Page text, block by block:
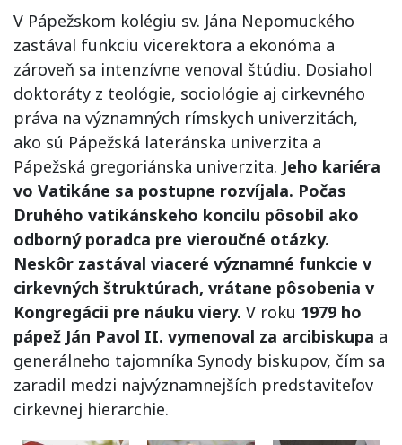
V Pápežskom kolégiu sv. Jána Nepomuckého
zastával funkciu vicerektora a ekonóma a
zároveň sa intenzívne venoval štúdiu. Dosiahol
doktoráty z teológie, sociológie aj cirkevného
práva na významných rímskych univerzitách,
ako sú Pápežská lateránska univerzita a
Pápežská gregoriánska univerzita. Jeho kariéra
vo Vatikáne sa postupne rozvíjala. Počas
Druhého vatikánskeho koncilu pôsobil ako
odborný poradca pre vieroučné otázky.
Neskôr zastával viaceré významné funkcie v
cirkevných štruktúrach, vrátane pôsobenia v
Kongregácii pre náuku viery. V roku 1979 ho
pápež Ján Pavol II. vymenoval za arcibiskupa a
generálneho tajomníka Synody biskupov, čím sa
zaradil medzi najvýznamnejších predstaviteľov
cirkevnej hierarchie.